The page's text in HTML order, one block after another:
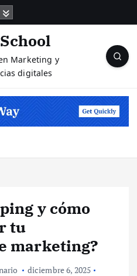
School
Marketing y
digitales
y cómo
tu
marketing?
diciembre 6, 2025